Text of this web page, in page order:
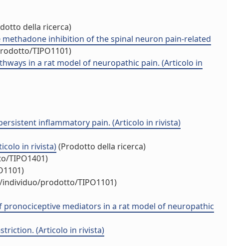
della ricerca)
inhibition of the spinal neuron pain-related
TIPO1101)
in a rat model of neuropathic pain. (Articolo in
inflammatory pain. (Articolo in rivista)
in rivista)(Prodotto della ricerca)
TIPO1401)
prodotto/TIPO1101)
mediators in a rat model of neuropathic
(Articolo in rivista)